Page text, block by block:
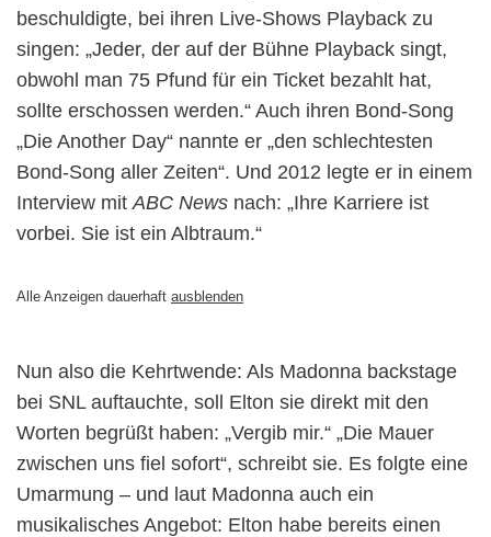
beschuldigte, bei ihren Live-Shows Playback zu
singen: „Jeder, der auf der Bühne Playback singt,
obwohl man 75 Pfund für ein Ticket bezahlt hat,
sollte erschossen werden.“ Auch ihren Bond-Song
„Die Another Day“ nannte er „den schlechtesten
Bond-Song aller Zeiten“. Und 2012 legte er in einem
Interview mit ABC News nach: „Ihre Karriere ist
vorbei. Sie ist ein Albtraum.“
Alle Anzeigen dauerhaft ausblenden
Nun also die Kehrtwende: Als Madonna backstage
bei SNL auftauchte, soll Elton sie direkt mit den
Worten begrüßt haben: „Vergib mir.“ „Die Mauer
zwischen uns fiel sofort“, schreibt sie. Es folgte eine
Umarmung – und laut Madonna auch ein
musikalisches Angebot: Elton habe bereits einen